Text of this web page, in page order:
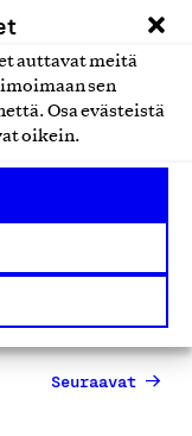
auttavat meitä
sen
Osa evästeistä
oikein.
Seuraavat